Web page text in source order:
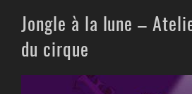
Jongle à la lune –
du cirque